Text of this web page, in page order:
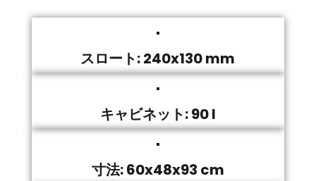
スロート: 240x130 mm
キャビネット: 90 l
寸法: 60x48x93 cm